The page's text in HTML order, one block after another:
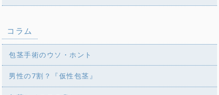
コラム
包茎手術のウソ・ホント
男性の7割？『仮性包茎』